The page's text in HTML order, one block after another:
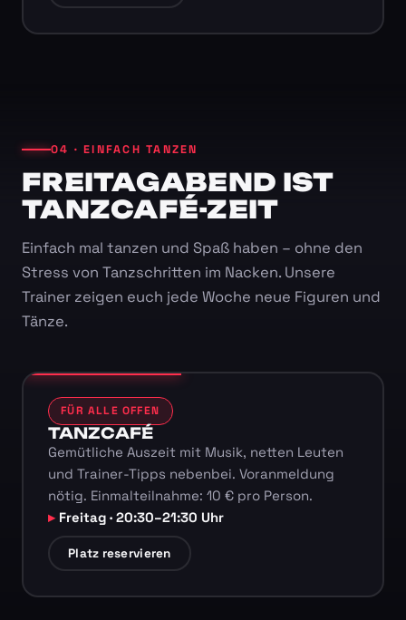
04 · EINFACH TANZEN
FREITAGABEND IST
TANZCAFÉ-ZEIT
Einfach mal tanzen und Spaß haben – ohne den
Stress von Tanzschritten im Nacken. Unsere
Trainer zeigen euch jede Woche neue Figuren und
Tänze.
FÜR ALLE OFFEN
TANZCAFÉ
Gemütliche Auszeit mit Musik, netten Leuten
und Trainer-Tipps nebenbei. Voranmeldung
nötig. Einmalteilnahme: 10 € pro Person.
Freitag · 20:30–21:30 Uhr
Platz reservieren